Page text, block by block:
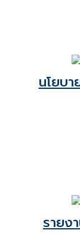
นโยบ
รายง